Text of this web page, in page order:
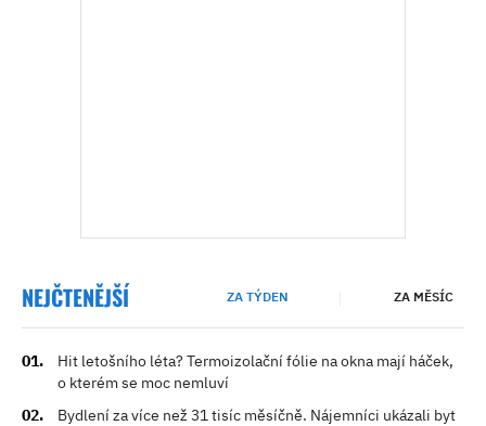
NEJČTENĚJŠÍ ZA TÝDEN ZA MĚSÍC
Hit letošního léta? Termoizolační fólie na okna mají háček,
o kterém se moc nemluví
Bydlení za více než 31 tisíc měsíčně. Nájemníci ukázali byt